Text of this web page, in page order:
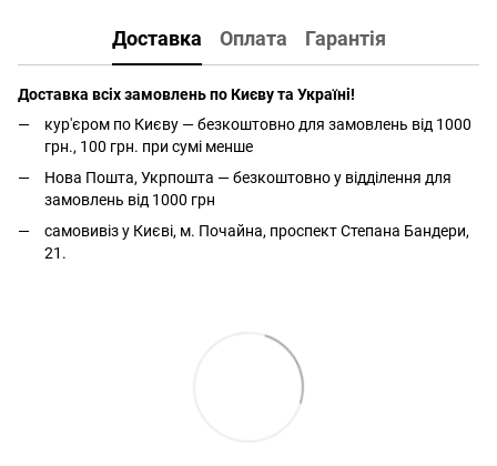
Доставка Оплата Гарантія
Доставка всіх замовлень по Києву та Україні!
кур'єром по Києву — безкоштовно для замовлень від 1000
грн., 100 грн. при сумі менше
Нова Пошта, Укрпошта — безкоштовно у відділення для
замовлень від 1000 грн
самовивіз у Києві, м. Почайна, проспект Степана Бандери,
21.